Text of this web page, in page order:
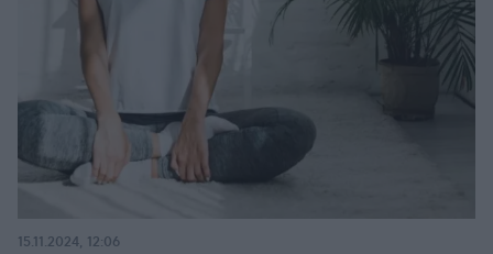
15.11.2024, 12:06